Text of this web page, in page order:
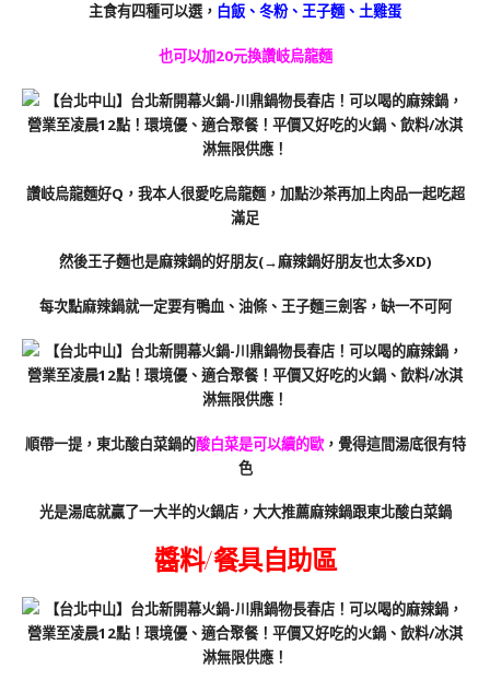
主食有四種可以選， 白飯、冬粉、王子麵、土雞蛋
也可以加20元換讚岐烏龍麵
讚岐烏龍麵好Q，我本人很愛吃烏龍麵，加點沙茶再加上肉品一起吃超
滿足
然後王子麵也是麻辣鍋的好朋友(→麻辣鍋好朋友也太多XD)
每次點麻辣鍋就一定要有鴨血、油條、王子麵三劍客，缺一不可阿
順帶一提，東北酸白菜鍋的酸白菜是可以續的歐，覺得這間湯底很有特
色
光是湯底就贏了一大半的火鍋店，大大推薦麻辣鍋跟東北酸白菜鍋
醬料/餐具自助區